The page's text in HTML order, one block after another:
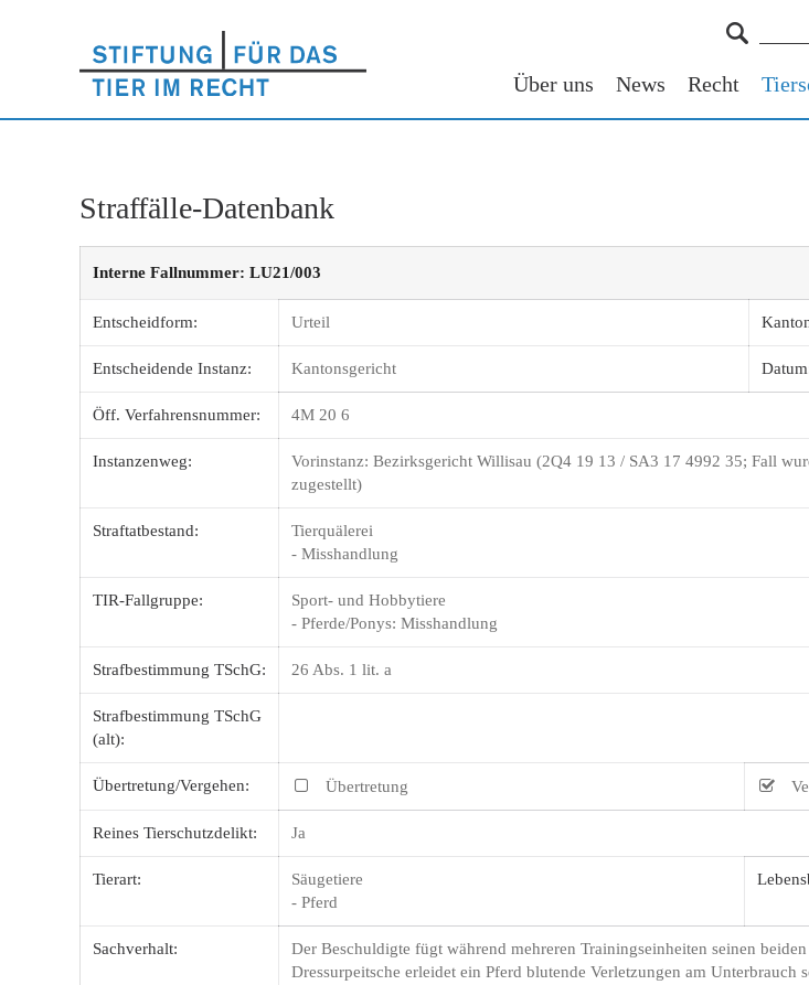
Über uns News Recht
Straffälle-Datenbank
Interne Fallnummer: LU21/003
Entscheidform: Urteil
Entscheidende Instanz: Kantonsgericht
Öff. Verfahrensnummer: 4M 20 6
Instanzenweg:
Vorinstanz: Bezirksgericht Willisau (2Q4 19 13 / SA3 17 4992 35; Fall
zugestellt)
Straftatbestand:
Tierquälerei
- Misshandlung
TIR-Fallgruppe:
Sport- und Hobbytiere
- Pferde/Ponys: Misshandlung
Strafbestimmung TSchG: 26 Abs. 1 lit. a
Strafbestimmung TSchG
(alt):
Übertretung/Vergehen: Übertretung
Reines Tierschutzdelikt: Ja
Tierart:
Säugetiere
- Pferd
Sachverhalt:
Der Beschuldigte fügt während mehreren Trainingseinheiten seinen
Dressurpeitsche erleidet ein Pferd blutende Verletzungen am